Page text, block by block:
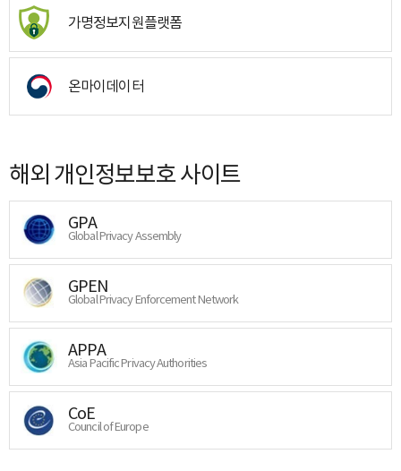
가명정보지원플랫폼
온마이데이터
해외 개인정보보호 사이트
GPA
Global Privacy Assembly
GPEN
Global Privacy Enforcement Network
APPA
Asia Pacific Privacy Authorities
CoE
Council of Europe